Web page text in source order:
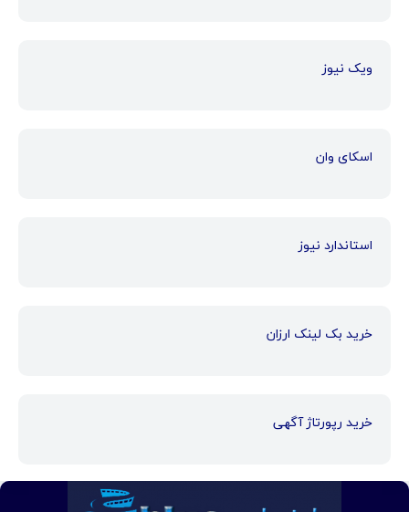
ویک نیوز
اسکای وان
استاندارد نیوز
خرید بک لینک ارزان
خرید رپورتاژ آگهی